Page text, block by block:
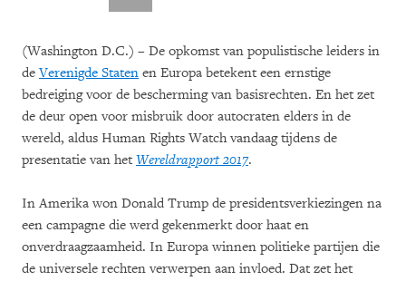
(Washington D.C.) – De opkomst van populistische leiders in
deVerenigde Staten en Europa betekent een ernstige
bedreiging voor de bescherming van basisrechten. En het zet
de deur open voor misbruik door autocraten elders in de
wereld, aldus Human Rights Watch vandaag tijdens de
presentatie van het Wereldrapport 2017.
In Amerika won Donald Trump de presidentsverkiezingen na
een campagne die werd gekenmerkt door haat en
onverdraagzaamheid. In Europa winnen politieke partijen die
de universele rechten verwerpen aan invloed. Dat zet het